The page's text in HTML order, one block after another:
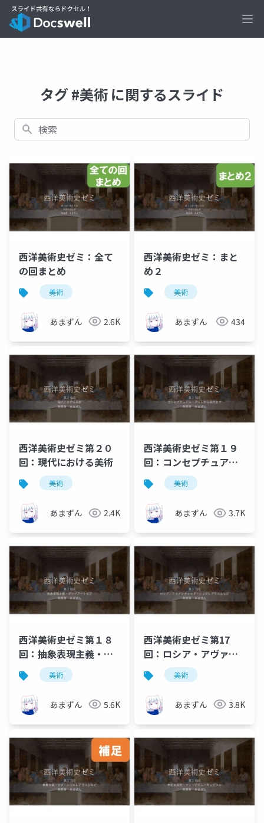
タグ #美術 に関するスライド
検索
西洋美術史ゼミ：全て
の回まとめ
美術
あまずん 2.6K
西洋美術史ゼミ：まと
め２
美術
あまずん 434
西洋美術史ゼミ第２０
回：現代における美術
美術
あまずん 2.4K
西洋美術史ゼミ第１９
回：コンセプチュア
ル・アートと新表現主
義など
美術
あまずん 3.7K
西洋美術史ゼミ第１８
回：抽象表現主義・ポ
ップアートなど
美術
あまずん 5.6K
西洋美術史ゼミ第17
回：ロシア・アヴァン
ギャルド、ダダ、シュ
ルレアリスムなど
美術
あまずん 3.8K